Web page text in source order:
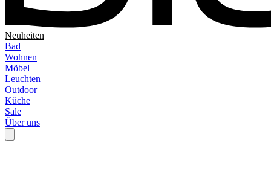
Neuheiten
Bad
Wohnen
Möbel
Leuchten
Outdoor
Küche
Sale
Über uns